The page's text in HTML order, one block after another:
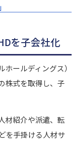
を子会社化
ールディングス）
株式を取得し、子
材紹介や派遣、転
を手掛ける人材サ